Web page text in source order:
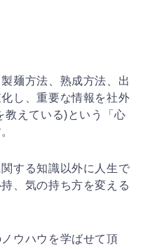
麺方法、熟成方法、出
し、重要な情報を社外
教えている)という「心
する知識以外に人生で
、気の持ち方を変える
ウハウを学ばせて頂